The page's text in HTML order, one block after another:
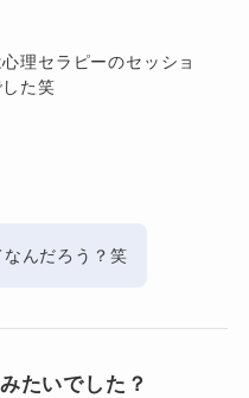
理セラピーのセッショ
た笑
なんだろう？笑
たいでした？